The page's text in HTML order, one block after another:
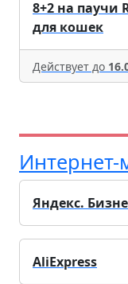
8+2 на паучи
для кошек
Действует до
Яндекс.
AliExpress